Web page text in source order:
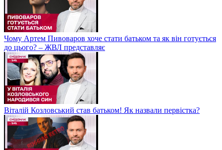
Чому Артем Пивоваров хоче стати батьком та як він готується
до цього? – ЖВЛ представляє
Віталій Козловський став батьком! Як назвали первістка?